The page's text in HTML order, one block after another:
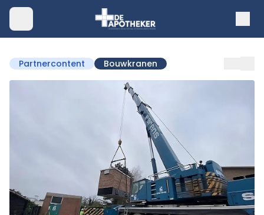
Partnercontent Bouwkranen